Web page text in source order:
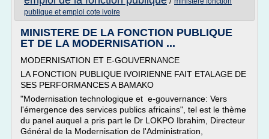
publique et emploi cote ivoire
MINISTERE DE LA FONCTION PUBLIQUE
ET DE LA MODERNISATION ...
MODERNISATION ET E-GOUVERNANCE
LA FONCTION PUBLIQUE IVOIRIENNE FAIT ETALAGE DE
SES PERFORMANCES A BAMAKO
"Modernisation technologique et e-gouvernance: Vers
l'émergence des services publics africains", tel est le thème
du panel auquel a pris part le Dr LOKPO Ibrahim, Directeur
Général de la Modernisation de l'Administration,